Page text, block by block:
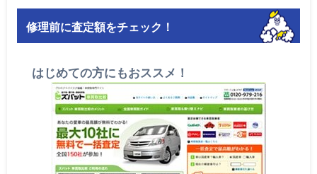
修理前に査定額をチェック！
はじめての方にもおススメ！